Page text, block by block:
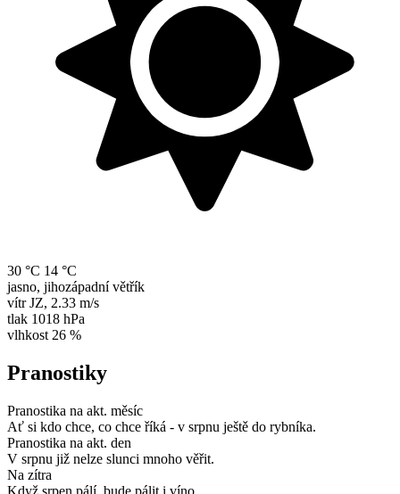
30 °C 14 °C
jasno, jihozápadní větřík
vítr JZ, 2.33 m/s
tlak 1018 hPa
vlhkost 26 %
Pranostiky
Pranostika na akt. měsíc
Ať si kdo chce, co chce říká - v srpnu ještě do rybníka.
Pranostika na akt. den
V srpnu již nelze slunci mnoho věřit.
Na zítra
Když srpen pálí, bude pálit i víno.